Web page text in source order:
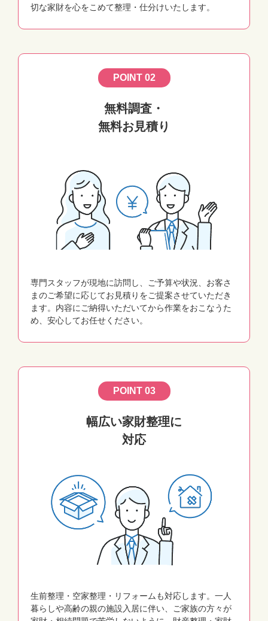
切な家財を心をこめて整理・仕分けいたします。
POINT 02
無料調査・
無料お見積り
専門スタッフが現地に訪問し、ご予算や状況、お客さ
まのご希望に応じてお見積りをご提案させていただき
ます。内容にご納得いただいてから作業をおこなうた
め、安心してお任せください。
POINT 03
幅広い家財整理に
対応
生前整理・空家整理・リフォームも対応します。一人
暮らしや高齢の親の施設入居に伴い、ご家族の方々が